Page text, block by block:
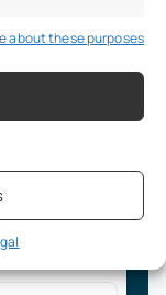
about these purposes
.